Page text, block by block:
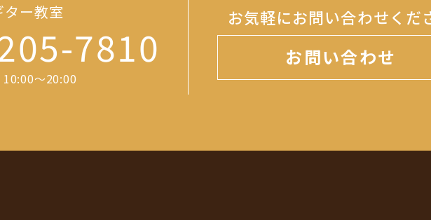
ー教室
7810
～20:00
お気軽にお問い合わせくだ
お問い合わせ